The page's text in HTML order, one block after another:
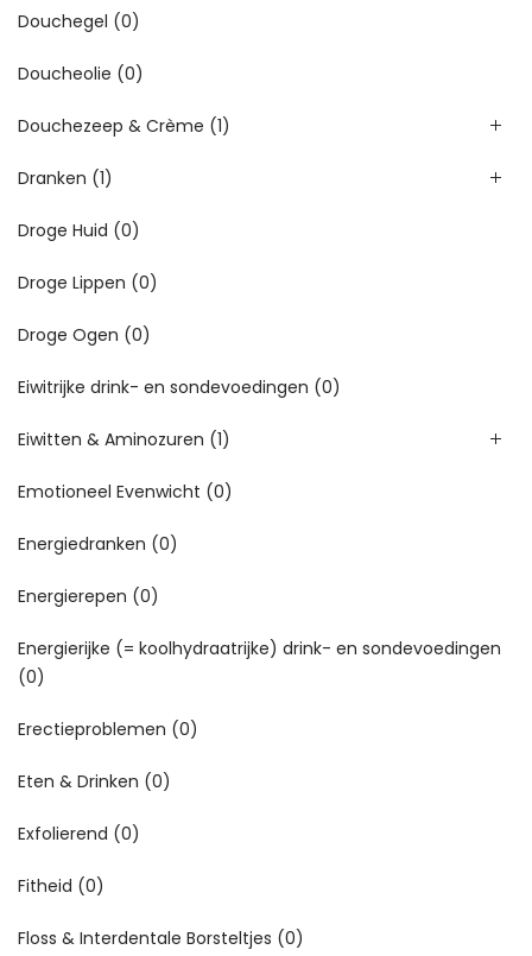
Douchegel (0)
Doucheolie (0)
Douchezeep & Crème (1)
Dranken (1)
Droge Huid (0)
Droge Lippen (0)
Droge Ogen (0)
Eiwitrijke drink- en sondevoedingen (0)
Eiwitten & Aminozuren (1)
Emotioneel Evenwicht (0)
Energiedranken (0)
Energierepen (0)
Energierijke (= koolhydraatrijke) drink- en sondevoedingen
(0)
Erectieproblemen (0)
Eten & Drinken (0)
Exfolierend (0)
Fitheid (0)
Floss & Interdentale Borsteltjes (0)